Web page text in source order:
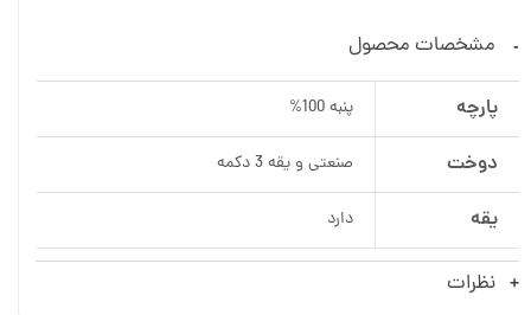
مشخصات محصول
پارچه پنبه 100%
دوخت صنعتی و یقه 3 دکمه
یقه دارد
نظرات